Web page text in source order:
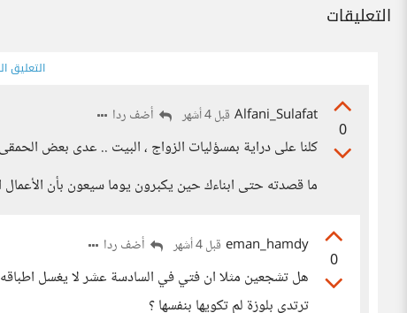
التعليقات
التعليق
0
Alfani_Sulafat قبل 4 أشهر أضف ردا
كلنا على دراية بمسؤليات الزواج ، البيت .. عدى بعض
ما قصدته حتى ابناءك حين يكبرون يوما سيعون بأن الأعمال
0
eman_hamdy قبل 4 أشهر أضف ردا
هل تشجعين مثلا ان فتي في السادسة عشر لا يغسل
ترتدي بلوزة لم تكويها بنفسها ؟